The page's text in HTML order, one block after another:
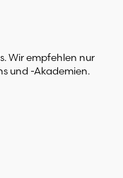
Wir empfehlen nur
und -Akademien.